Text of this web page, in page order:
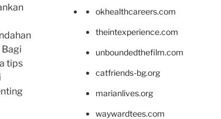
tips
okhealthcareers.com
theintexperience.com
unboundedthefilm.com
catfriends-bg.org
marianlives.org
waywardtees.com